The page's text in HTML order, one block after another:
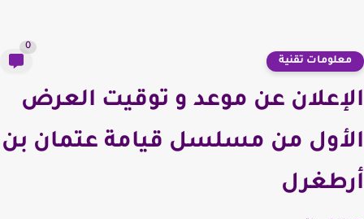
تقنية
عن موعد و توقيت العرض
من مسلسل قيامة عتمان بن